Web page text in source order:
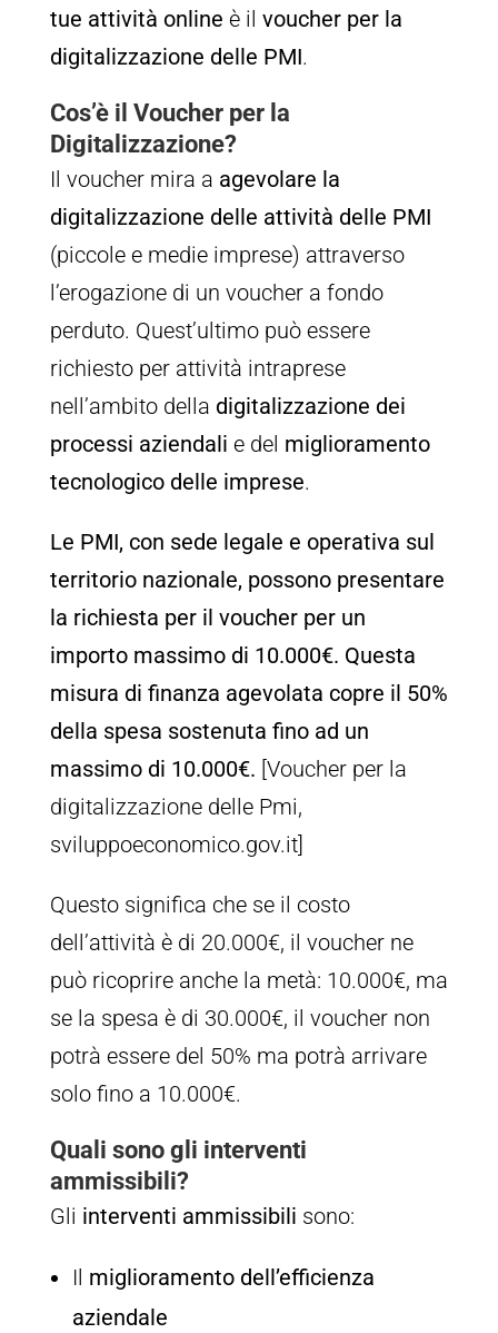
tue attività online è il voucher per la
digitalizzazione delle PMI.
Cos’è il Voucher per la
Digitalizzazione?
Il voucher mira a agevolare la
digitalizzazione delle attività delle PMI
(piccole e medie imprese) attraverso
l’erogazione di un voucher a fondo
perduto. Quest’ultimo può essere
richiesto per attività intraprese
nell’ambito della digitalizzazione dei
processi aziendali e del miglioramento
tecnologico delle imprese.
Le PMI, con sede legale e operativa sul
territorio nazionale, possono presentare
la richiesta per il voucher per un
importo massimo di 10.000€. Questa
misura di finanza agevolata copre il 50%
della spesa sostenuta fino ad un
massimo di 10.000€. [Voucher per la
digitalizzazione delle Pmi,
sviluppoeconomico.gov.it]
Questo significa che se il costo
dell’attività è di 20.000€, il voucher ne
può ricoprire anche la metà: 10.000€, ma
se la spesa è di 30.000€, il voucher non
potrà essere del 50% ma potrà arrivare
solo fino a 10.000€.
Quali sono gli interventi
ammissibili?
Gli interventi ammissibili sono:
Il miglioramento dell’efficienza
aziendale